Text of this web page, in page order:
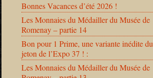
Bonnes Vacances d’été 2026 !
Les Monnaies du Médailler du Musée de
Romenay – partie 14
Bon pour 1 Prime, une variante inédite du
jeton de l’Expo 37 ! :
Les Monnaies du Médailler du Musée de